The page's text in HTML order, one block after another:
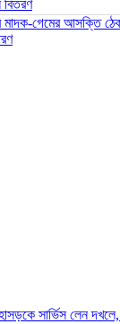
মাদক-গেমের আসক্তি
সার্ভিস লেন দখলে,